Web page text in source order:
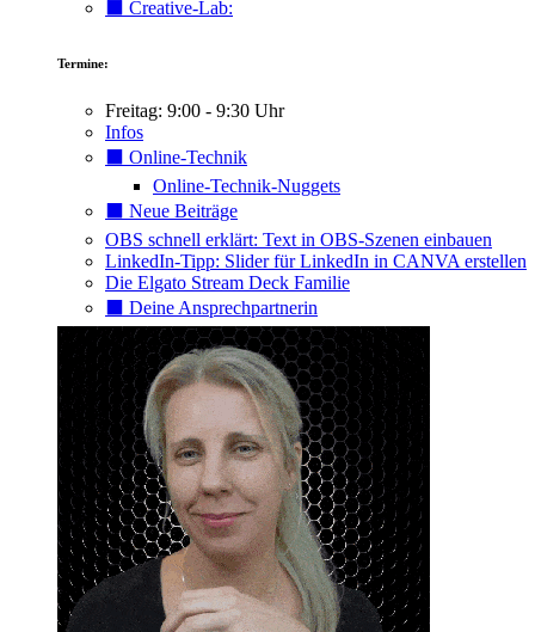
⬛️ Creative-Lab:
Termine:
Freitag: 9:00 - 9:30 Uhr
Infos
⬛️ Online-Technik
Online-Technik-Nuggets
⬛️ Neue Beiträge
OBS schnell erklärt: Text in OBS-Szenen einbauen
LinkedIn-Tipp: Slider für LinkedIn in CANVA erstellen
Die Elgato Stream Deck Familie
⬛️ Deine Ansprechpartnerin